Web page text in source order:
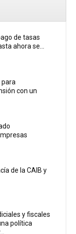
de tasas
ahora se...
para
con un
de la CAIB y
y fiscales
política